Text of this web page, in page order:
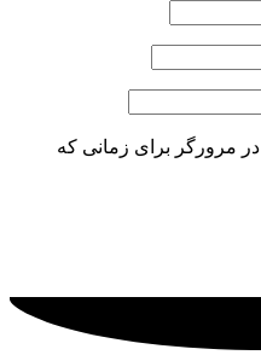
مرورگر برای زمانی که